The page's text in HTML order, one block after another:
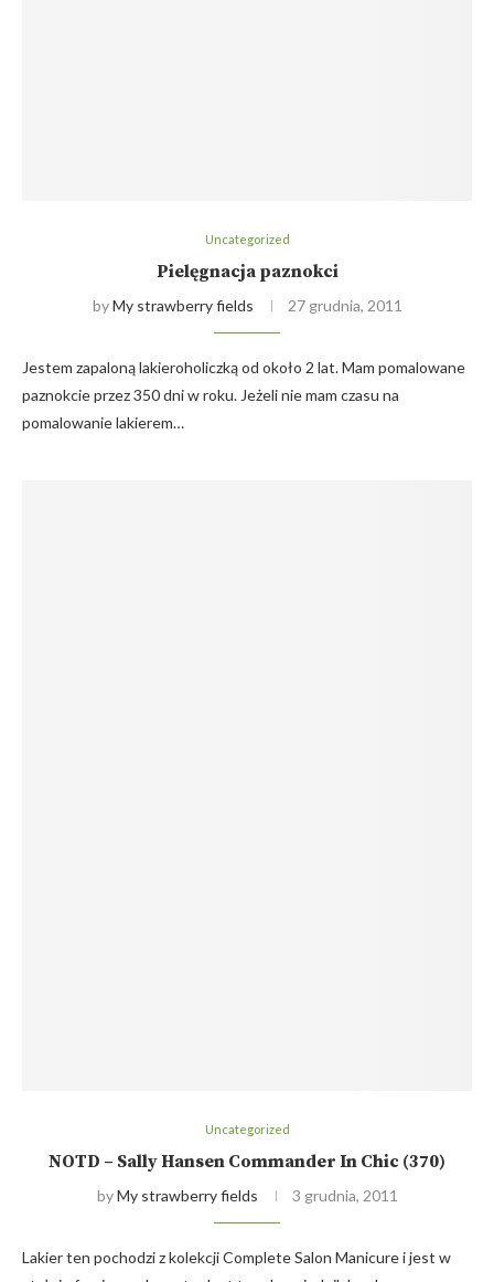
Uncategorized
Pielęgnacja paznokci
byMy strawberry fields 27 grudnia, 2011
Jestem zapaloną lakieroholiczką od około 2 lat. Mam pomalowane
paznokcie przez 350 dni w roku. Jeżeli nie mam czasu na
pomalowanie lakierem…
Uncategorized
NOTD – Sally Hansen Commander In Chic (370)
byMy strawberry fields 3 grudnia, 2011
Lakier ten pochodzi z kolekcji Complete Salon Manicure i jest w